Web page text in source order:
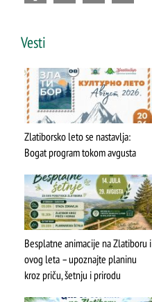
Vesti
Zlatiborsko leto se nastavlja:
Bogat program tokom avgusta
Besplatne animacije na Zlatiboru i
ovog leta – upoznajte planinu
kroz priču, šetnju i prirodu